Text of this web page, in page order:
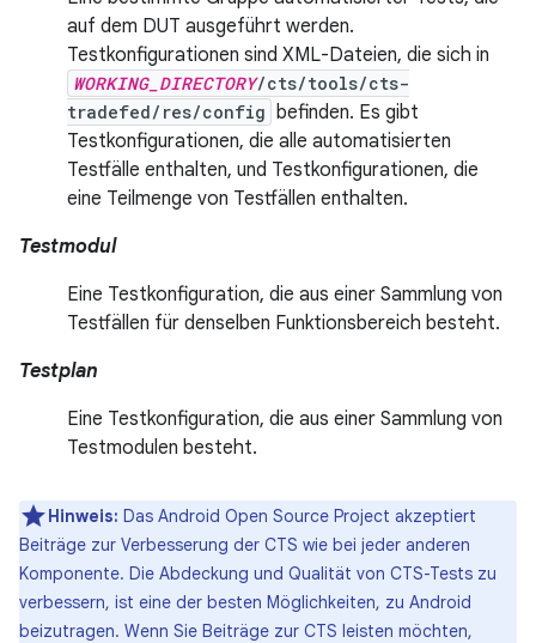
auf dem DUT ausgeführt werden.
Testkonfigurationen sind XML-Dateien, die sich in
WORKING_DIRECTORY/cts/tools/cts-
tradefed/res/config
befinden. Es gibt
Testkonfigurationen, die alle automatisierten
Testfälle enthalten, und Testkonfigurationen, die
eine Teilmenge von Testfällen enthalten.
Testmodul
Eine Testkonfiguration, die aus einer Sammlung von
Testfällen für denselben Funktionsbereich besteht.
Testplan
Eine Testkonfiguration, die aus einer Sammlung von
Testmodulen besteht.
Hinweis: Das Android Open Source Project akzeptiert
Beiträge zur Verbesserung der CTS wie bei jeder anderen
Komponente. Die Abdeckung und Qualität von CTS-Tests zu
verbessern, ist eine der besten Möglichkeiten, zu Android
beizutragen. Wenn Sie Beiträge zur CTS leisten möchten,